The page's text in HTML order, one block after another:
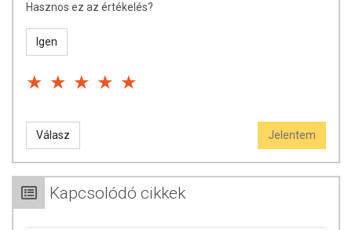
Hasznos ez az értékelés?
Igen
Válasz Jelentem
Kapcsolódó cikkek